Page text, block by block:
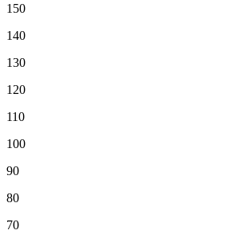
150
140
130
120
110
100
90
80
70